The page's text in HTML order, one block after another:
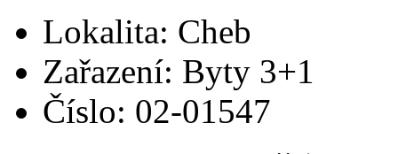
Lokalita: Cheb
Zařazení: Byty 3+1
Číslo: 02-01547